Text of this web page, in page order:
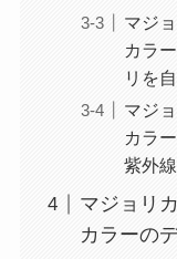
マジ
カラ
リを
マジ
カラ
紫外
マジョリ
カラーの